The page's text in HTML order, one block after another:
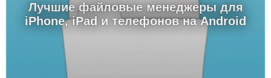
Лучшие файловые менеджеры для
iPhone, iPad и телефонов на Android